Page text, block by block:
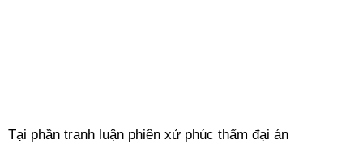
Tại phần tranh luận phiên xử phúc thẩm đại án